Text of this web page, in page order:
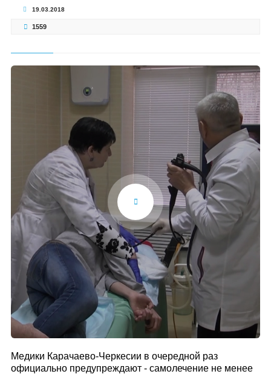
19.03.2018
1559
Медики Карачаево-Черкесии в очередной раз
официально предупреждают - самолечение не менее